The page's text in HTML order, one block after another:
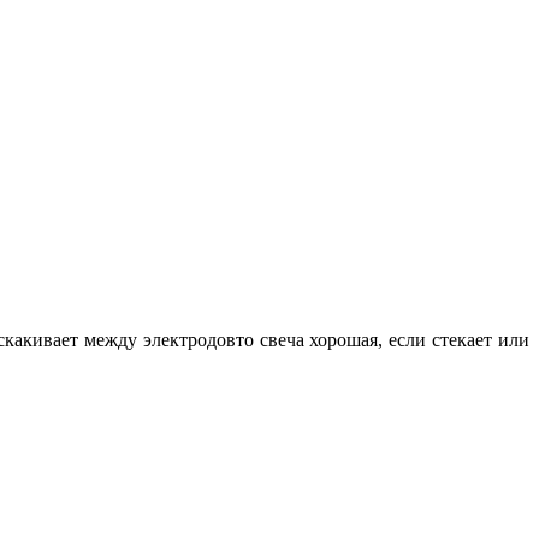
между электродовто свеча хорошая, если стекает или